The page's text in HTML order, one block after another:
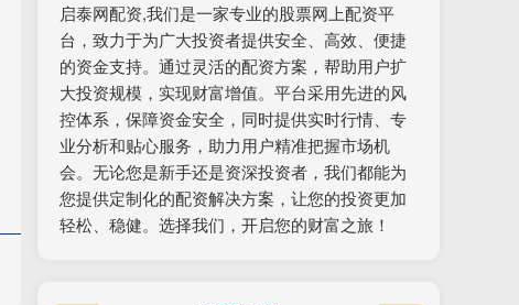
启泰网配资,我们是一家专业的股票网上配资平
台，致力于为广大投资者提供安全、高效、便捷
的资金支持。通过灵活的配资方案，帮助用户扩
大投资规模，实现财富增值。平台采用先进的风
控体系，保障资金安全，同时提供实时行情、专
业分析和贴心服务，助力用户精准把握市场机
会。无论您是新手还是资深投资者，我们都能为
您提供定制化的配资解决方案，让您的投资更加
轻松、稳健。选择我们，开启您的财富之旅！